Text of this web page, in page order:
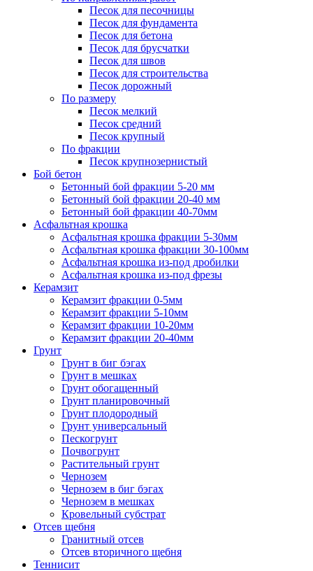
Песок для песочницы
Песок для фундамента
Песок для бетона
Песок для брусчатки
Песок для швов
Песок для строительства
Песок дорожный
По размеру
Песок мелкий
Песок средний
Песок крупный
По фракции
Песок крупнозернистый
Бой бетон
Бетонный бой фракции 5-20 мм
Бетонный бой фракции 20-40 мм
Бетонный бой фракции 40-70мм
Асфальтная крошка
Асфальтная крошка фракции 5-30мм
Асфальтная крошка фракции 30-100мм
Асфальтная крошка из-под дробилки
Асфальтная крошка из-под фрезы
Керамзит
Керамзит фракции 0-5мм
Керамзит фракции 5-10мм
Керамзит фракции 10-20мм
Керамзит фракции 20-40мм
Грунт
Грунт в биг бэгах
Грунт в мешках
Грунт обогащенный
Грунт планировочный
Грунт плодородный
Грунт универсальный
Пескогрунт
Почвогрунт
Растительный грунт
Чернозем
Чернозем в биг бэгах
Чернозем в мешках
Кровельный субстрат
Отсев щебня
Гранитный отсев
Отсев вторичного щебня
Теннисит